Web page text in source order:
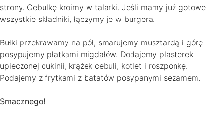
strony. Cebulkę kroimy w talarki. Jeśli mamy już gotowe
wszystkie składniki, łączymy je w burgera.
Bułki przekrawamy na pół, smarujemy musztardą i górę
posypujemy płatkami migdałów. Dodajemy plasterek
upieczonej cukinii, krążek cebuli, kotlet i roszponkę.
Podajemy z frytkami z batatów posypanymi sezamem.
Smacznego!